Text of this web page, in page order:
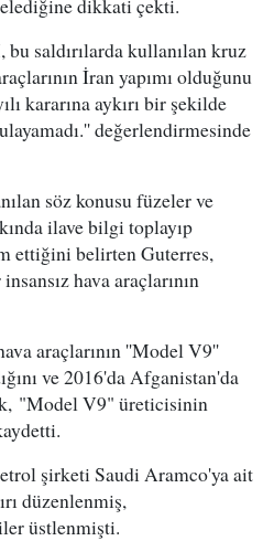
dikkati çekti.
saldırılarda kullanılan kruz
İran yapımı olduğunu
kararına aykırı bir şekilde
değerlendirmesinde
söz konusu füzeler ve
ilave bilgi toplayıp
ettiğini belirten Guterres,
hava araçlarının
araçlarının ''Model V9''
ve 2016'da Afganistan'da
"Model V9" üreticisinin
şirketi Saudi Aramco'ya ait
düzenlenmiş,
üstlenmişti.